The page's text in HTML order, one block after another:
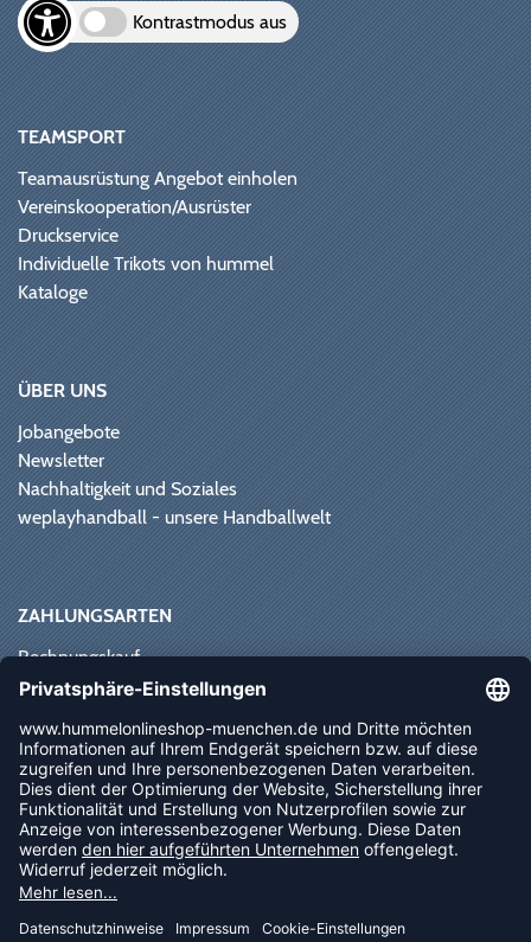
Kontrastmodus aus
TEAMSPORT
Teamausrüstung Angebot einholen
Vereinskooperation/Ausrüster
Druckservice
Individuelle Trikots von hummel
Kataloge
ÜBER UNS
Jobangebote
Newsletter
Nachhaltigkeit und Soziales
weplayhandball - unsere Handballwelt
ZAHLUNGSARTEN
Rechnungskauf
Paypal
Vorkasse
Sofortüberweisung
NEWSLETTER